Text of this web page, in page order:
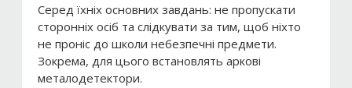
Серед їхніх основних завдань: не пропускати
сторонніх осіб та слідкувати за тим, щоб ніхто
не проніс до школи небезпечні предмети.
Зокрема, для цього встановлять аркові
металодетектори.